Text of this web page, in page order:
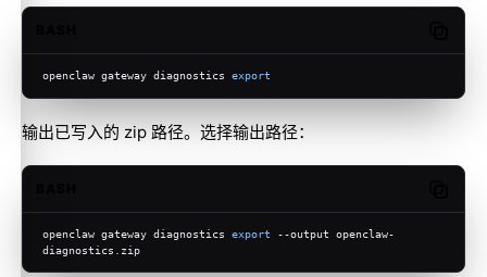
openclaw gateway diagnostics export
输出已写入的 zip 路径。选择输出路径：
openclaw gateway diagnostics export --output openclaw-
diagnostics.zip